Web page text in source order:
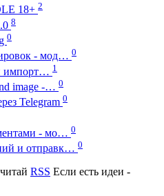
18+ 2
8
0
- мод… 0
импорт… 1
image -… 0
Telegram 0
- мо… 0
и отправк… 0
RSS Если есть идеи -